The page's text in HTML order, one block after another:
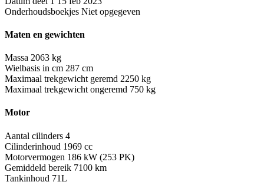
Onderhoudsboekjes Niet opgegeven
Maten en gewichten
Massa 2063 kg
Wielbasis in cm 287 cm
Maximaal trekgewicht geremd 2250 kg
Maximaal trekgewicht ongeremd 750 kg
Motor
Aantal cilinders 4
Cilinderinhoud 1969 cc
Motorvermogen 186 kW (253 PK)
Gemiddeld bereik 7100 km
Tankinhoud 71L